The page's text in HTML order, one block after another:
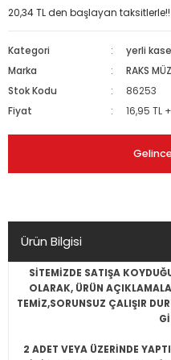
20,34 TL den başlayan taksitlerle!!
Kategori
yerli
Marka
RAKS
Stok Kodu
86253
Fiyat
16,95 TL
Ürün Bilgisi
SİTEMİZDE SATIŞA
OLARAK, ÜRÜN
TEMİZ,SORUNSUZ ÇALIŞIR
2 ADET VEYA ÜZERİNDE